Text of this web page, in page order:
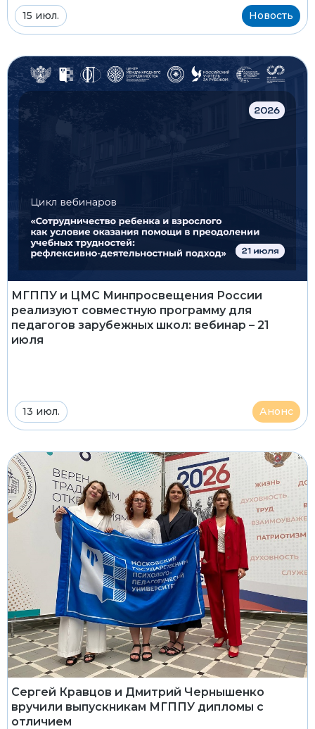
15 июл. Новость
МГППУ и ЦМС Минпросвещения России
реализуют совместную программу для
педагогов зарубежных школ: вебинар – 21
июля
13 июл. Анонс
Сергей Кравцов и Дмитрий Чернышенко
вручили выпускникам МГППУ дипломы с
отличием